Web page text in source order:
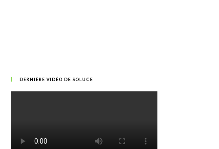
DERNIÈRE VIDÉO DE SOLUCE